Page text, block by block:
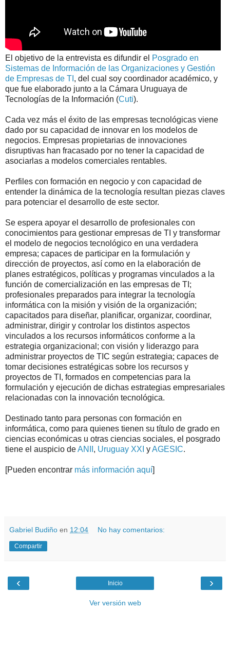
El objetivo de la entrevista es difundir el Posgrado en
Sistemas de Información de las Organizaciones y Gestión
de Empresas de TI , del cual soy coordinador académico, y
que fue elaborado junto a la Cámara Uruguaya de
Tecnologías de la Información (Cuti).
Cada vez más el éxito de las empresas tecnológicas viene
dado por su capacidad de innovar en los modelos de
negocios. Empresas propietarias de innovaciones
disruptivas han fracasado por no tener la capacidad de
asociarlas a modelos comerciales rentables.
Perfiles con formación en negocio y con capacidad de
entender la dinámica de la tecnología resultan piezas claves
para potenciar el desarrollo de este sector.
Se espera apoyar el desarrollo de profesionales con
conocimientos para gestionar empresas de TI y transformar
el modelo de negocios tecnológico en una verdadera
empresa; capaces de participar en la formulación y
dirección de proyectos, así como en la elaboración de
planes estratégicos, políticas y programas vinculados a la
función de comercialización en las empresas de TI;
profesionales preparados para integrar la tecnología
informática con la misión y visión de la organización;
capacitados para diseñar, planificar, organizar, coordinar,
administrar, dirigir y controlar los distintos aspectos
vinculados a los recursos informáticos conforme a la
estrategia organizacional; con visión y liderazgo para
administrar proyectos de TIC según estrategia; capaces de
tomar decisiones estratégicas sobre los recursos y
proyectos de TI, formados en competencias para la
formulación y ejecución de dichas estrategias empresariales
relacionadas con la innovación tecnológica.
Destinado tanto para personas con formación en
informática, como para quienes tienen su título de grado en
ciencias económicas u otras ciencias sociales, el posgrado
tiene el auspicio deANII , Uruguay XXI yAGESIC.
[Pueden encontrar más información aquí
Gabriel Budiño en 12:04 No hay comentarios:
Compartir
‹ ›
Inicio
Ver versión web